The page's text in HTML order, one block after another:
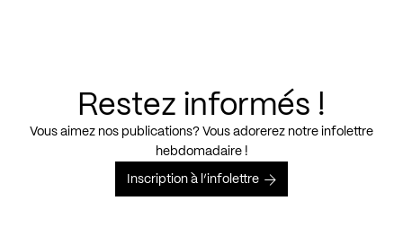
Restez informés !
Vous aimez nos publications? Vous adorerez notre infolettre
hebdomadaire !
Inscription à l’infolettre